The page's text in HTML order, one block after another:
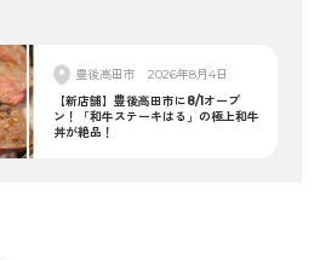
豊後高田市
2026年8月4日
【新店舗】豊後高田市に8/1オープ
ン！「和牛ステーキはる」の極上和牛
丼が絶品！